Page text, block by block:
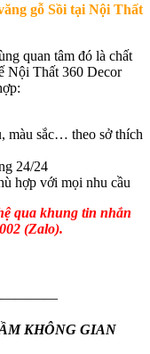
gỗ Sồi tại Nội Thất
quan tâm đó là chất
Nội Thất 360 Decor
màu sắc… theo sở thích
24/24
hợp với mọi nhu cầu
qua khung tin nhắn
(Zalo).
KHÔNG GIAN